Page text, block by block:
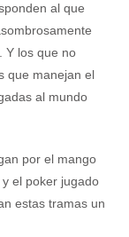
al que
Y los que no
que manejan el
al mundo
por el mango
el poker jugado
estas tramas un